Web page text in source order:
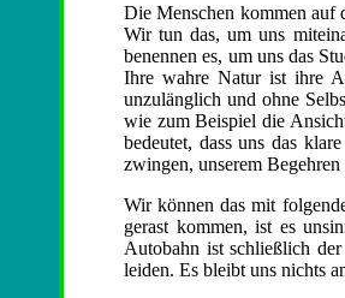
Die Menschen kommen auf
Wir tun das, um uns
benennen es, um uns das
Ihre wahre Natur ist ihre
unzulänglich und ohne
wie zum Beispiel die
bedeutet, dass uns das
zwingen, unserem
Wir können das mit
gerast kommen, ist es
Autobahn ist schließlich
leiden. Es bleibt uns nichts